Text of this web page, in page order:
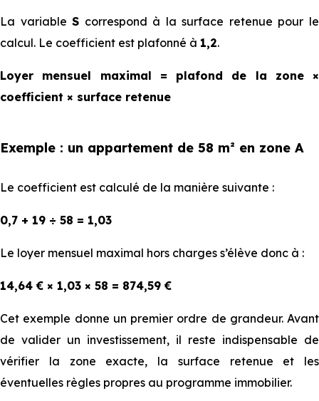
La variableS correspond à la surface retenue pour le
calcul. Le coefficient est plafonné à 1,2.
Loyer mensuel maximal = plafond de la zone ×
coefficient × surface retenue
Exemple : un appartement de 58 m² en zone A
Le coefficient est calculé de la manière suivante :
0,7 + 19 ÷ 58 = 1,03
Le loyer mensuel maximal hors charges s’élève donc à :
14,64 € × 1,03 × 58 = 874,59 €
Cet exemple donne un premier ordre de grandeur. Avant
de valider un investissement, il reste indispensable de
vérifier la zone exacte, la surface retenue et les
éventuelles règles propres au programme immobilier.